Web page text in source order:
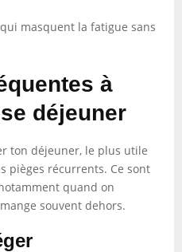
qui masquent la fatigue sans
à
déjeuner
ton déjeuner, le plus utile
pièges récurrents. Ce sont
quand on
souvent dehors.